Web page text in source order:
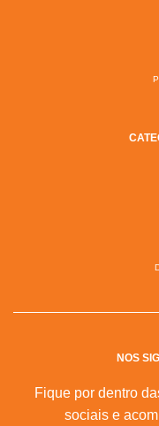
NOS
Fique por dentro
sociais e